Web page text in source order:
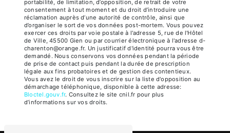
portabilité, de limitation, d’opposition, de retrait de votre
consentement à tout moment et du droit d’introduire une
réclamation auprès d’une autorité de contrôle, ainsi que
d’organiser le sort de vos données post-mortem. Vous pouvez
exercer ces droits par voie postale à l'adresse 5, rue de l'Hôtel
de Ville, 45500 Gien ou par courrier électronique à l'adresse d-
charenton@orange.fr. Un justificatif d'identité pourra vous être
demandé. Nous conservons vos données pendant la période
de prise de contact puis pendant la durée de prescription
légale aux fins probatoires et de gestion des contentieux.
Vous avez le droit de vous inscrire sur la liste d'opposition au
démarchage téléphonique, disponible à cette adresse:
Bloctel.gouv.fr. Consultez le site cnil.fr pour plus
d’informations sur vos droits.